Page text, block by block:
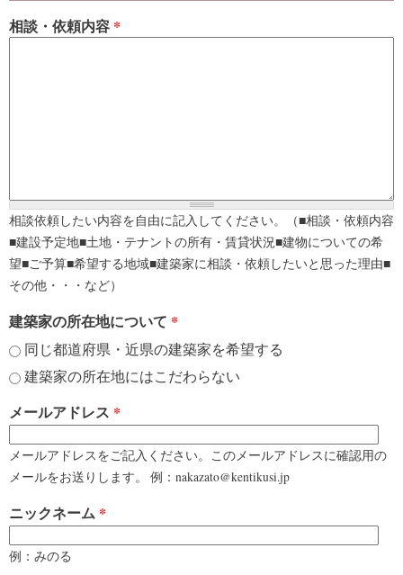
相談・依頼内容 *
相談依頼したい内容を自由に記入してください。（■相談・依頼内容
■建設予定地■土地・テナントの所有・賃貸状況■建物についての希
望■ご予算■希望する地域■建築家に相談・依頼したいと思った理由■
その他・・・など）
建築家の所在地について *
同じ都道府県・近県の建築家を希望する
建築家の所在地にはこだわらない
メールアドレス *
メールアドレスをご記入ください。このメールアドレスに確認用の
メールをお送りします。 例：nakazato@kentikusi.jp
ニックネーム *
例：みのる